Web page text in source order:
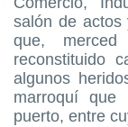
salón de actos
que,
reconstituido
algunos
marroquí que
puerto, entre